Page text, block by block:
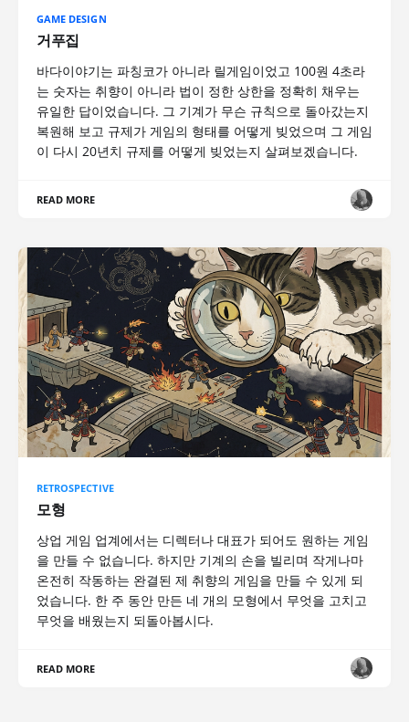
GAME DESIGN
거푸집
바다이야기는 파칭코가 아니라 릴게임이었고 100원 4초라
는 숫자는 취향이 아니라 법이 정한 상한을 정확히 채우는
유일한 답이었습니다. 그 기계가 무슨 규칙으로 돌아갔는지
복원해 보고 규제가 게임의 형태를 어떻게 빚었으며 그 게임
이 다시 20년치 규제를 어떻게 빚었는지 살펴보겠습니다.
READ MORE
RETROSPECTIVE
모형
상업 게임 업계에서는 디렉터나 대표가 되어도 원하는 게임
을 만들 수 없습니다. 하지만 기계의 손을 빌리며 작게나마
온전히 작동하는 완결된 제 취향의 게임을 만들 수 있게 되
었습니다. 한 주 동안 만든 네 개의 모형에서 무엇을 고치고
무엇을 배웠는지 되돌아봅시다.
READ MORE